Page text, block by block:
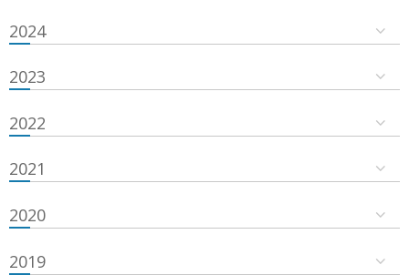
2024
2023
2022
2021
2020
2019